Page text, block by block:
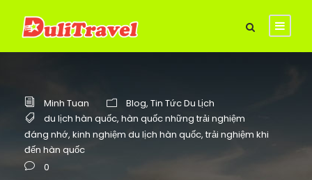
Minh Tuan Blog, Tin Tức Du Lịch
du lịch hàn quốc, hàn quốc những trải nghiệm
đáng nhớ, kinh nghiệm du lịch hàn quốc, trải nghiệm khi
đến hàn quốc
0